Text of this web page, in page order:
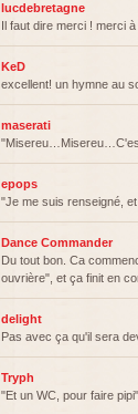
lucdebretagne
Il faut dire merci ! merci à
KeD
excellent! un hymne au
maserati
epops
"Je me suis renseigné,
Dance Commander
Du tout bon. Ca
ouvrière", et ça finit en
delight
Pas avec ça qu'il sera
Tryph
"Et un WC, pour faire